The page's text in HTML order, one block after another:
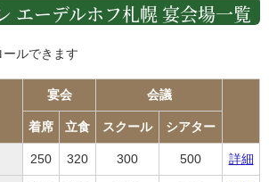
エーデルホフ札幌 宴会場一覧
ルできます
宴会 会議
着席 立食 スクール シアター
250 320 300 500 詳細